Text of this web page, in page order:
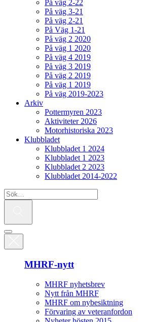
På väg 2-22
På väg 3-21
På väg 2-21
På Väg 1-21
På väg 2 2020
På väg 1 2020
På väg 4 2019
På väg 3 2019
På väg 2 2019
På väg 1 2019
På väg 2019-2023
Arkiv
Pottermyren 2023
Aktiviteter 2026
Motorhistoriska 2023
Klubbladet
Klubbladet 1 2024
Klubbladet 1 2023
Klubbladet 2 2023
Klubbladet 2014-2022
MHRF-nytt
MHRF nyhetsbrev
Nytt från MHRF
MHRF om nybesiktning
Förvaring av veteranfordon